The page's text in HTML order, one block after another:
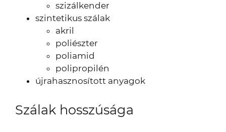
szizálkender
szintetikus szálak
akril
poliészter
poliamid
polipropilén
újrahasznosított anyagok
Szálak hosszúsága